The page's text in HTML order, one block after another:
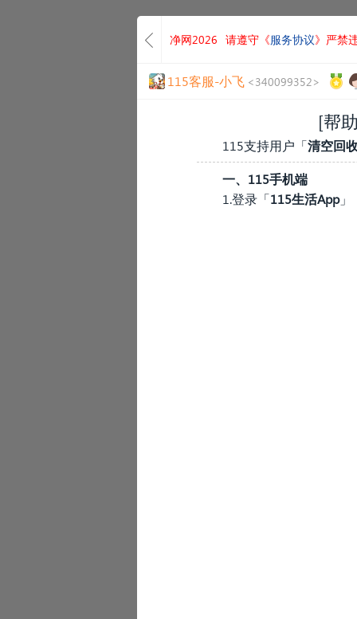
净网2026 请遵守《服务协议》严禁
115客服-小飞 <340099352>
[帮
115支持用户「清空回
一、115手机端
1.登录「115生活App」